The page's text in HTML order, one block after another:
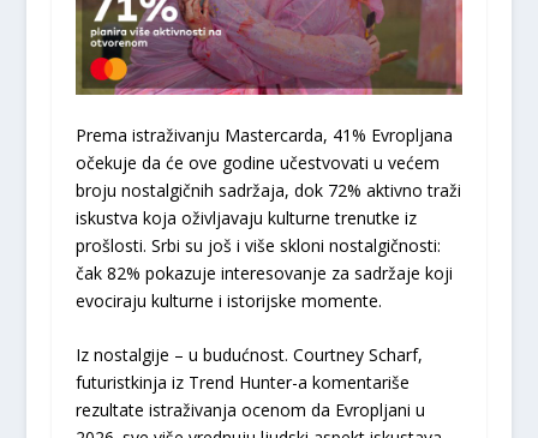
Prema istraživanju Mastercarda, 41% Evropljana
očekuje da će ove godine učestvovati u većem
broju nostalgičnih sadržaja, dok 72% aktivno traži
iskustva koja oživljavaju kulturne trenutke iz
prošlosti. Srbi su još i više skloni nostalgičnosti:
čak 82% pokazuje interesovanje za sadržaje koji
evociraju kulturne i istorijske momente.
Iz nostalgije – u budućnost. Courtney Scharf,
futuristkinja iz Trend Hunter-a komentariše
rezultate istraživanja ocenom da Evropljani u